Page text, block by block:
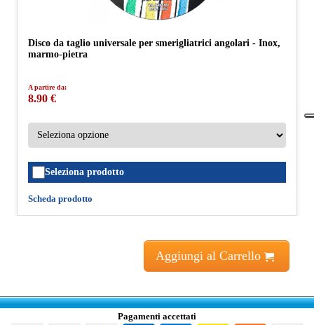
Disco da taglio universale per smerigliatrici angolari - Inox,
marmo-pietra
A partire da:
8.90 €
Seleziona prodotto
Scheda prodotto
Aggiungi al Carrello
Pagamenti accettati